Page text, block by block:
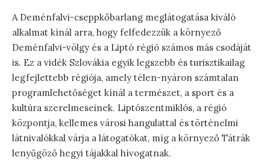
A Deménfalvi-cseppkőbarlang meglátogatása kiváló
alkalmat kínál arra, hogy felfedezzük a környező
Deménfalvi-völgy és a Liptó régió számos más csodáját
is. Ez a vidék Szlovákia egyik legszebb és turisztikailag
legfejlettebb régiója, amely télen-nyáron számtalan
programlehetőséget kínál a természet, a sport és a
kultúra szerelmeseinek. Liptószentmiklós, a régió
központja, kellemes városi hangulattal és történelmi
látnivalókkal várja a látogatókat, míg a környező Tátrák
lenyűgöző hegyi tájakkal hívogatnak.